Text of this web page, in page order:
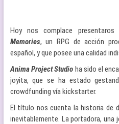
Hoy nos complace
Memories, un RPG de acción
español, y que posee una calidad
Anima Project Studio ha sido el
joyita, que se ha estado
crowdfunding vía kickstarter.
El título nos cuenta la historia de
inevitablemente. La portadora, una